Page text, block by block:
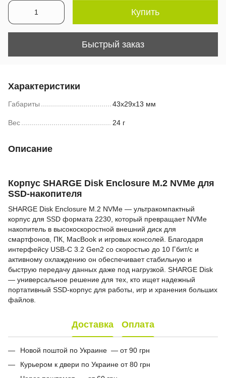
Купить
Быстрый заказ
Характеристики
Габариты 43х29х13 мм
Вес 24 г
Описание
Корпус SHARGE Disk Enclosure M.2 NVMe для
SSD-накопителя
SHARGE Disk Enclosure M.2 NVMe — ультракомпактный
корпус для SSD формата 2230, который превращает NVMe
накопитель в высокоскоростной внешний диск для
смартфонов, ПК, MacBook и игровых консолей. Благодаря
интерфейсу USB-C 3.2 Gen2 со скоростью до 10 Гбит/с и
активному охлаждению он обеспечивает стабильную и
быструю передачу данных даже под нагрузкой. SHARGE Disk
— универсальное решение для тех, кто ищет надежный
портативный SSD-корпус для работы, игр и хранения больших
файлов.
Доставка Оплата
Новой поштой по Украине — от 90 грн
Курьером к двери по Украине от 80 грн